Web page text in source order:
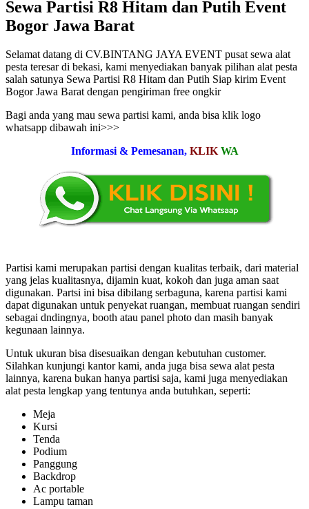
Sewa Partisi R8 Hitam dan Putih Event
Bogor Jawa Barat
Selamat datang di CV.BINTANG JAYA EVENT pusat sewa alat
pesta teresar di bekasi, kami menyediakan banyak pilihan alat pesta
salah satunya Sewa Partisi R8 Hitam dan Putih Siap kirim Event
Bogor Jawa Barat dengan pengiriman free ongkir
Bagi anda yang mau sewa partisi kami, anda bisa klik logo
whatsapp dibawah ini>>>
Informasi & Pemesanan, KLIK WA
Partisi kami merupakan partisi dengan kualitas terbaik, dari material
yang jelas kualitasnya, dijamin kuat, kokoh dan juga aman saat
digunakan. Partsi ini bisa dibilang serbaguna, karena partisi kami
dapat digunakan untuk penyekat ruangan, membuat ruangan sendiri
sebagai dndingnya, booth atau panel photo dan masih banyak
kegunaan lainnya.
Untuk ukuran bisa disesuaikan dengan kebutuhan customer.
Silahkan kunjungi kantor kami, anda juga bisa sewa alat pesta
lainnya, karena bukan hanya partisi saja, kami juga menyediakan
alat pesta lengkap yang tentunya anda butuhkan, seperti:
Meja
Kursi
Tenda
Podium
Panggung
Backdrop
Ac portable
Lampu taman